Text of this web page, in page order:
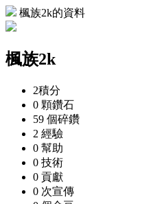
楓族2k的資料
楓族2k
2積分
0 顆鑽石
59 個碎鑽
2 經驗
0 幫助
0 技術
0 貢獻
0 次宣傳